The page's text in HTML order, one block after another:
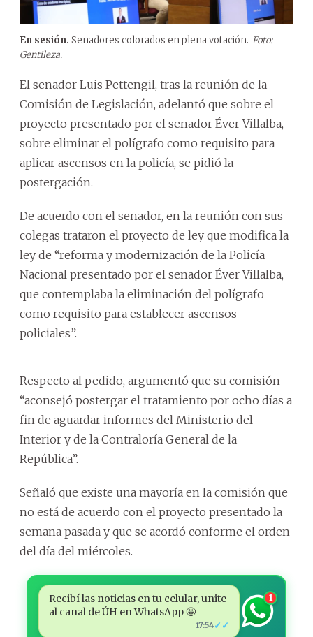
En sesión. Senadores colorados en plena votación. Foto:
Gentileza.
El senador Luis Pettengil, tras la reunión de la
Comisión de Legislación, adelantó que sobre el
proyecto presentado por el senador Éver Villalba,
sobre eliminar el polígrafo como requisito para
aplicar ascensos en la policía, se pidió la
postergación.
De acuerdo con el senador, en la reunión con sus
colegas trataron el proyecto de ley que modifica la
ley de “reforma y modernización de la Policía
Nacional presentado por el senador Éver Villalba,
que contemplaba la eliminación del polígrafo
como requisito para establecer ascensos
policiales”.
Respecto al pedido, argumentó que su comisión
“aconsejó postergar el tratamiento por ocho días a
fin de aguardar informes del Ministerio del
Interior y de la Contraloría General de la
República”.
Señaló que existe una mayoría en la comisión que
no está de acuerdo con el proyecto presentado la
semana pasada y que se acordó conforme el orden
del día del miércoles.
Recibí las noticias en tu celular, unite
al canal de ÚH en WhatsApp 🤩
17:54✓✓
1